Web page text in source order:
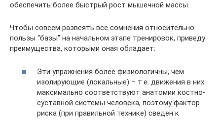
обеспечить более быстрый рост мышечной массы.
Чтобы совсем развеять все сомнения относительно
пользы “базы” на начальном этапе тренировок, приведу
преимущества, которыми оная обладает:
Эти упражнения более физиологичны, чем
изолирующие (локальные) – т.е. движения в них
максимально соответствуют анатомии костно-
суставной системы человека, поэтому фактор
риска (при правильной технике) сведен к